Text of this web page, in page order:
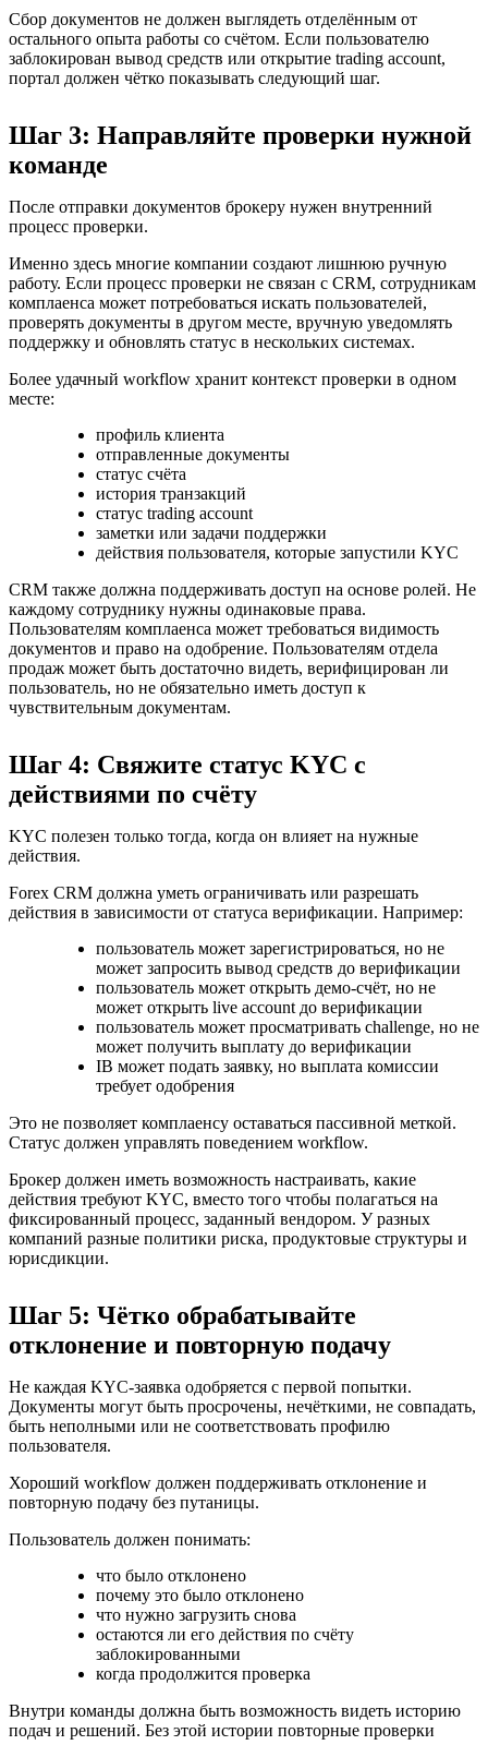
Сбор документов не должен выглядеть отделённым от
остального опыта работы со счётом. Если пользователю
заблокирован вывод средств или открытие trading account,
портал должен чётко показывать следующий шаг.
Шаг 3: Направляйте проверки нужной
команде
После отправки документов брокеру нужен внутренний
процесс проверки.
Именно здесь многие компании создают лишнюю ручную
работу. Если процесс проверки не связан с CRM, сотрудникам
комплаенса может потребоваться искать пользователей,
проверять документы в другом месте, вручную уведомлять
поддержку и обновлять статус в нескольких системах.
Более удачный workflow хранит контекст проверки в одном
месте:
профиль клиента
отправленные документы
статус счёта
история транзакций
статус trading account
заметки или задачи поддержки
действия пользователя, которые запустили KYC
CRM также должна поддерживать доступ на основе ролей. Не
каждому сотруднику нужны одинаковые права.
Пользователям комплаенса может требоваться видимость
документов и право на одобрение. Пользователям отдела
продаж может быть достаточно видеть, верифицирован ли
пользователь, но не обязательно иметь доступ к
чувствительным документам.
Шаг 4: Свяжите статус KYC с
действиями по счёту
KYC полезен только тогда, когда он влияет на нужные
действия.
Forex CRM должна уметь ограничивать или разрешать
действия в зависимости от статуса верификации. Например:
пользователь может зарегистрироваться, но не
может запросить вывод средств до верификации
пользователь может открыть демо-счёт, но не
может открыть live account до верификации
пользователь может просматривать challenge, но не
может получить выплату до верификации
IB может подать заявку, но выплата комиссии
требует одобрения
Это не позволяет комплаенсу оставаться пассивной меткой.
Статус должен управлять поведением workflow.
Брокер должен иметь возможность настраивать, какие
действия требуют KYC, вместо того чтобы полагаться на
фиксированный процесс, заданный вендором. У разных
компаний разные политики риска, продуктовые структуры и
юрисдикции.
Шаг 5: Чётко обрабатывайте
отклонение и повторную подачу
Не каждая KYC-заявка одобряется с первой попытки.
Документы могут быть просрочены, нечёткими, не совпадать,
быть неполными или не соответствовать профилю
пользователя.
Хороший workflow должен поддерживать отклонение и
повторную подачу без путаницы.
Пользователь должен понимать:
что было отклонено
почему это было отклонено
что нужно загрузить снова
остаются ли его действия по счёту
заблокированными
когда продолжится проверка
Внутри команды должна быть возможность видеть историю
подач и решений. Без этой истории повторные проверки